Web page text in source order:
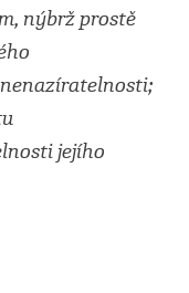
nýbrž prostě
jejího